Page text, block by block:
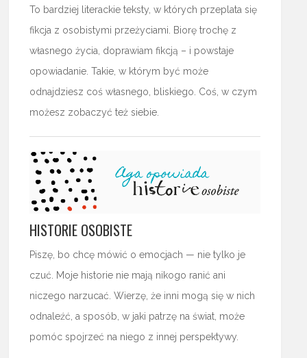
To bardziej literackie teksty, w których przeplata się
fikcja z osobistymi przeżyciami. Biorę trochę z
własnego życia, doprawiam fikcją – i powstaje
opowiadanie. Takie, w którym być może
odnajdziesz coś własnego, bliskiego. Coś, w czym
możesz zobaczyć też siebie.
HISTORIE OSOBISTE
Piszę, bo chcę mówić o emocjach — nie tylko je
czuć. Moje historie nie mają nikogo ranić ani
niczego narzucać. Wierzę, że inni mogą się w nich
odnaleźć, a sposób, w jaki patrzę na świat, może
pomóc spojrzeć na niego z innej perspektywy.